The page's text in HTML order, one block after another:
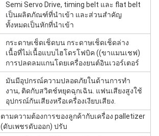
Semi Servo Drive, timing belt และ flat belt
เป็นผลิตภัณฑ์ที่นําเข้า และส่วนสําคัญ
ทั้งหมดเป็นหักที่นําเข้า
กระดาษเช็ดเช็ดบน กระดาษเช็ดเช็ดล่าง
เนื้อที่ไม่เนื้อแบบไฮโดรโฟบิค ((ขาแมนเชฟ)
การปลดลมแกนโดยเครื่องยนต์อินเวอร์เตอร์
มันมีอุปกรณ์ความปลอดภัยในด้านการทํา
งาน, ติดกับสวิตช์หยุดฉุกเฉิน. แฟนเสียงสูงใช้
อุปกรณ์กันเสียงหรือเครื่องเงียบเสียง.
ตามความต้องการของลูกค้ากับเครื่อง palletizer
(ดับเพชรดับออก) ปรับ